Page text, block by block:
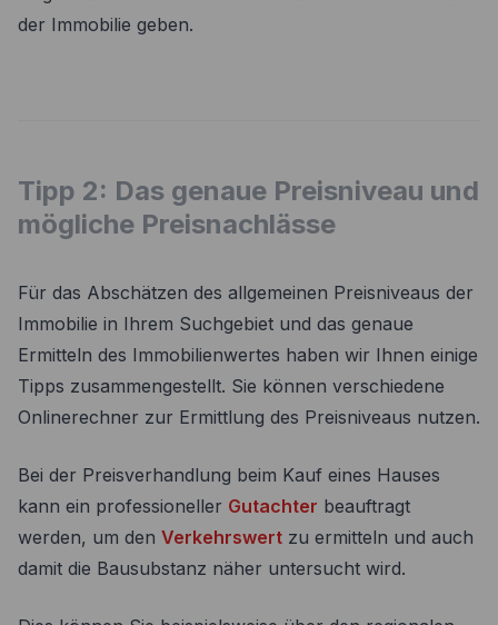
der Immobilie geben.
Tipp 2: Das genaue Preisniveau und
mögliche Preisnachlässe
Für das Abschätzen des allgemeinen Preisniveaus der
Immobilie in Ihrem Suchgebiet und das genaue
Ermitteln des Immobilienwertes haben wir Ihnen einige
Tipps zusammengestellt. Sie können verschiedene
Onlinerechner zur Ermittlung des Preisniveaus nutzen.
Bei der Preisverhandlung beim Kauf eines Hauses
kann ein professioneller Gutachter beauftragt
werden, um den Verkehrswert zu ermitteln und auch
damit die Bausubstanz näher untersucht wird.